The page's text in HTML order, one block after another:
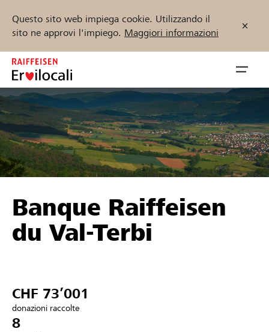
Questo sito web impiega cookie. Utilizzando il
sito ne approvi l'impiego. Maggiori informazioni
Zum
Inhalt
springen
öffnen
Sostenere
Aiuto & supporto
Trova progetti e organizzazioni
Inizia ora
Banque Raiffeisen
du Val-Terbi
CHF 73’001
donazioni raccolte
8